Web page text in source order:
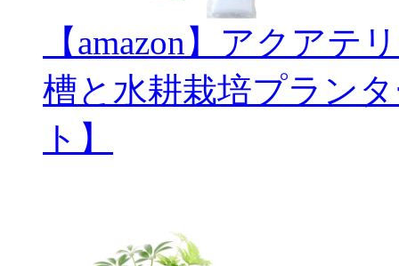
【amazon】アクアテ
槽と水耕栽培プラン
ト】